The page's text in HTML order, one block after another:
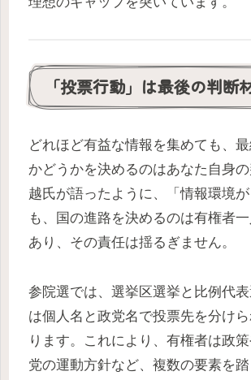
「投票行動」は最後の判断
どれほど有益な情報を集めても、
かどうかを決めるのはあなた自身
越氏が語ったように、「情報環境
も、国の進路を決めるのは有権者
あり、その責任は揺るぎません。
参院選では、選挙区選挙と比例代
は個人名と政党名で投票先を分け
ります。これにより、有権者は政
党の運動方針など、複数の要素を